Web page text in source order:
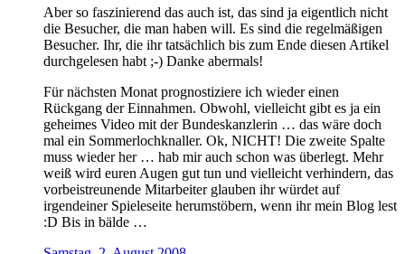
Aber so faszinierend das auch ist, das sind ja eigentlich nicht
die Besucher, die man haben will. Es sind die regelmäßigen
Besucher. Ihr, die ihr tatsächlich bis zum Ende diesen Artikel
durchgelesen habt ;-) Danke abermals!
Für nächsten Monat prognostiziere ich wieder einen
Rückgang der Einnahmen. Obwohl, vielleicht gibt es ja ein
geheimes Video mit der Bundeskanzlerin … das wäre doch
mal ein Sommerlochknaller. Ok, NICHT! Die zweite Spalte
muss wieder her … hab mir auch schon was überlegt. Mehr
weiß wird euren Augen gut tun und vielleicht verhindern, das
vorbeistreunende Mitarbeiter glauben ihr würdet auf
irgendeiner Spieleseite herumstöbern, wenn ihr mein Blog lest
:D Bis in bälde …